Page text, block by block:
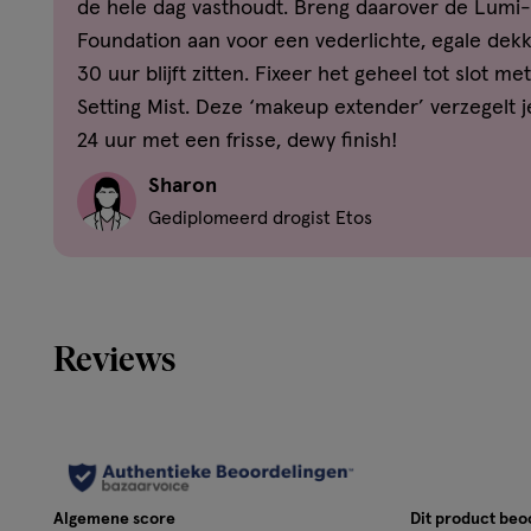
SYNTHETIC FLUORPHLOGOPITE • NYLON-12 • ISOPROPYL
DIISOPROPYL SEBACATE • HDI/TRIMETHYLOL
PEG/PPG-14/14 DIMETHICONE • DISTEARDIMONIUM
PHENOXYETHANOL • DISODIUM STEAROYL GLUTAMATE •
DIPENTAERYTHRITYL TETRAHYDROXYSTEARATE/
PROTEIN • PROLINE • SILICA • PEG/PPG/
TOCOPHEROL • NIACINAMIDE • GLYCERIN • ALUMINUM
de hele dag vasthoudt. Breng daarover de
Foundation aan voor een vederlichte, egale
30 uur blijft zitten. Fixeer het geheel tot slot
Setting Mist. Deze ‘makeup extender’ verzegelt
24 uur met een frisse, dewy finish!
Sharon
Gediplomeerd drogist Etos
Reviews
Algemene score Dit product